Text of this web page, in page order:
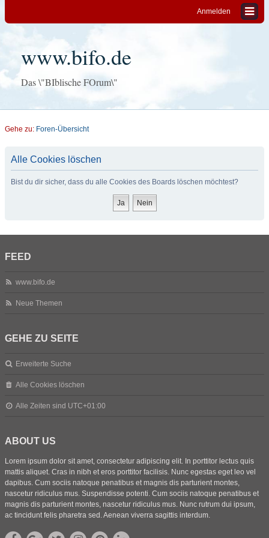
Anmelden
www.bifo.de
Das \"BIblische FOrum\"
Gehe zu: Foren-Übersicht
Alle Cookies löschen
Bist du dir sicher, dass du alle Cookies des Boards löschen möchtest?
FEED
www.bifo.de
Neue Themen
GEHE ZU SEITE
Erweiterte Suche
Alle Cookies löschen
Alle Zeiten sind UTC+01:00
ABOUT US
Lorem ipsum dolor sit amet, consectetur adipiscing elit. In porttitor lectus quis
mattis aliquet. Cras in nibh et eros porttitor facilisis. Nunc egestas eget leo vel
dapibus. Cum sociis natoque penatibus et magnis dis parturient montes,
nascetur ridiculus mus. Suspendisse potenti. Cum sociis natoque penatibus et
magnis dis parturient montes, nascetur ridiculus mus. Nunc rutrum dui ipsum,
ac tincidunt felis pharetra sed. Aenean viverra sagittis interdum.